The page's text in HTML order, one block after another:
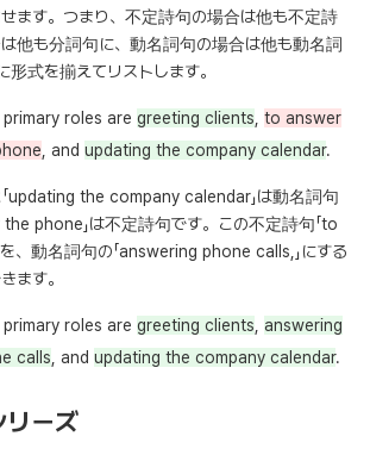
ます。つまり、不定詩句の場合は他も不定詩
他も分詞句に、動名詞句の場合は他も動名詞
形式を揃えてリストします。
primary roles are greeting clients to answer
, and updating the company calendar.
「updating the company calendar」は動名詞句
phone」は不定詩句です。この不定詩句「to
、動名詞句の「answering phone calls,」にする
ます。
primary roles are greeting clients answering
calls , and updating the company calendar.
ーズ